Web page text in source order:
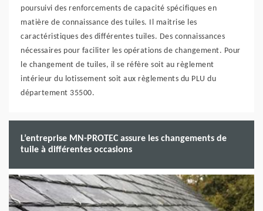
poursuivi des renforcements de capacité spécifiques en
matière de connaissance des tuiles. Il maitrise les
caractéristiques des différentes tuiles. Des connaissances
nécessaires pour faciliter les opérations de changement. Pour
le changement de tuiles, il se réfère soit au règlement
intérieur du lotissement soit aux règlements du PLU du
département 35500.
L’entreprise MN-PROTEC assure les changements de
tuile à différentes occasions